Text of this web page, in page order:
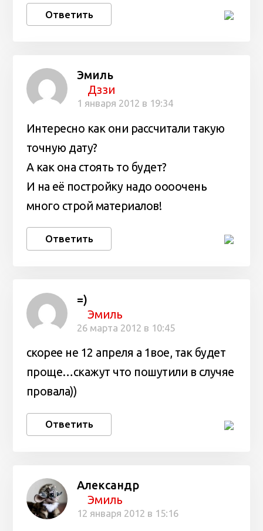
Ответить
Эмиль
Дззи
1 января 2012 в 19:34
Интересно как они рассчитали такую
точную дату?
А как она стоять то будет?
И на её постройку надо оооочень
много строй материалов!
Ответить
=)
Эмиль
26 марта 2012 в 10:45
скорее не 12 апреля а 1вое, так будет
проще…скажут что пошутили в случяе
провала))
Ответить
Александр
Эмиль
12 января 2012 в 15:16